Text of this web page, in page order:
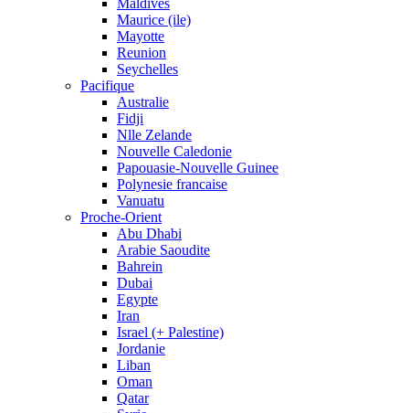
Maldives
Maurice (ile)
Mayotte
Reunion
Seychelles
Pacifique
Australie
Fidji
Nlle Zelande
Nouvelle Caledonie
Papouasie-Nouvelle Guinee
Polynesie francaise
Vanuatu
Proche-Orient
Abu Dhabi
Arabie Saoudite
Bahrein
Dubai
Egypte
Iran
Israel (+ Palestine)
Jordanie
Liban
Oman
Qatar